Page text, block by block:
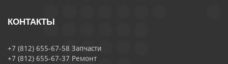
КОНТАКТЫ
+7 (812) 655-67-58 Запчасти
+7 (812) 655-67-37 Ремонт